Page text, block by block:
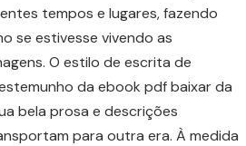
tempos e lugares, fazendo
se estivesse vivendo as
O estilo de escrita de
da ebook pdf baixar da
bela prosa e descrições
para outra era. À medida